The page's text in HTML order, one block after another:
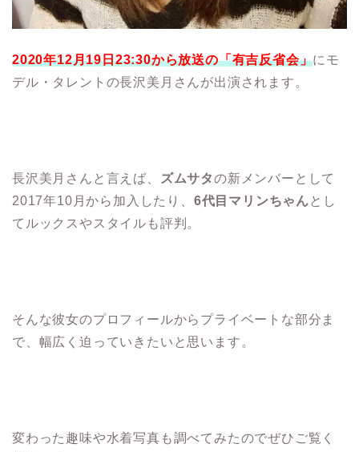
2020年12月19日23:30から放送の「有吉反省会」にモ
デル・タレントの長沢美月さんが出演されます。
長沢美月さんと言えば、 ズムサタの新メンバーとして
2017年10月から加入したり、 6代目マリンちゃん とし
てルックスやスタイルも評判。
そんな彼女のプロフィールからプライベートな部分ま
で、幅広く迫っていきたいと思います。
変わった趣味や水着写真も調べてみたのでぜひご覧く